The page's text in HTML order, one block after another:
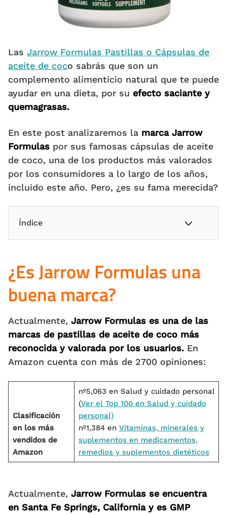
Las Jarrow Formulas Pastillas o Cápsulas de
aceite de coco sabrás que son un
complemento alimenticio natural que te puede
ayudar en una dieta, por su efecto saciante y
quemagrasas.
En este post analizaremos la marca Jarrow
Formulas por sus famosas cápsulas de aceite
de coco, una de los productos más valorados
por los consumidores a lo largo de los años,
incluido este año. Pero, ¿es su fama merecida?
Índice
¿Es Jarrow Formulas una
buena marca?
Actualmente, Jarrow Formulas es una de las
marcas de pastillas de aceite de coco más
reconocida y valorada por los usuarios. En
Amazon cuenta con más de 2700 opiniones:
Clasificación
en los más
vendidos de
Amazon
nº5,063 en Salud y cuidado personal
(Ver el Top 100 en Salud y cuidado
personal)
nº1,384 en Vitaminas, minerales y
suplementos en medicamentos,
remedios y suplementos dietéticos
Actualmente, Jarrow Formulas se encuentra
en Santa Fe Springs, California y es GMP